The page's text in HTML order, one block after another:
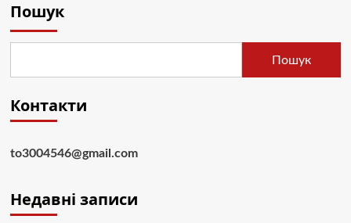
Пошук
Пошук
Контакти
to3004546@gmail.com
Недавні записи